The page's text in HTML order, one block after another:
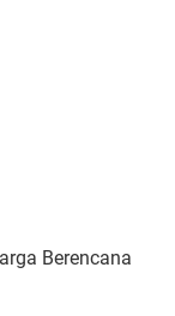
Berencana